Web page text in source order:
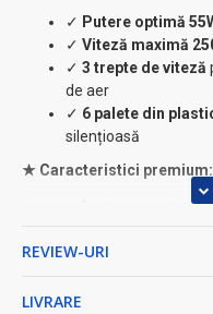
✓ Putere optimă
✓ Viteză maximă
✓ 3 trepte de viteză
de aer
✓ 6 palete din
silențioasă
★ Caracteristici premium:
Înălțime reglabilă
✓Grila detașabilă
✓
REVIEW-URI
LIVRARE